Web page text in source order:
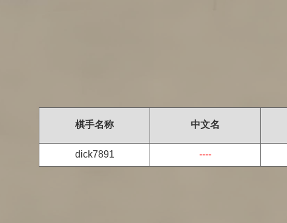
棋手名称 中文名
dick7891 ----